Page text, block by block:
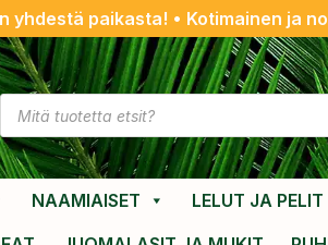
yhdestä paikasta! • Kotimainen ja
NAAMIAISET LELUT JA PELIT